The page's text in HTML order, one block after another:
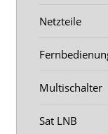
Netzteile
Multischalter
Sat LNB